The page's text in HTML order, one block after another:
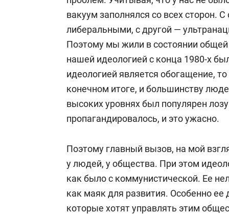
вакуум заполнялся со всех сторон.
либеральными, с другой —
Поэтому мы жили в состоянии
нашей идеологией с конца 1980-х
идеологией является обогащение,
конечном итоге, и большинству
высоких уровнях был популярен
пропагандировалось, и это ужасно.
Поэтому главный вызов, на мой
у людей, у общества. При этом
как было с коммунистической. Ее
как маяк для развития. Особенно
которые хотят управлять этим